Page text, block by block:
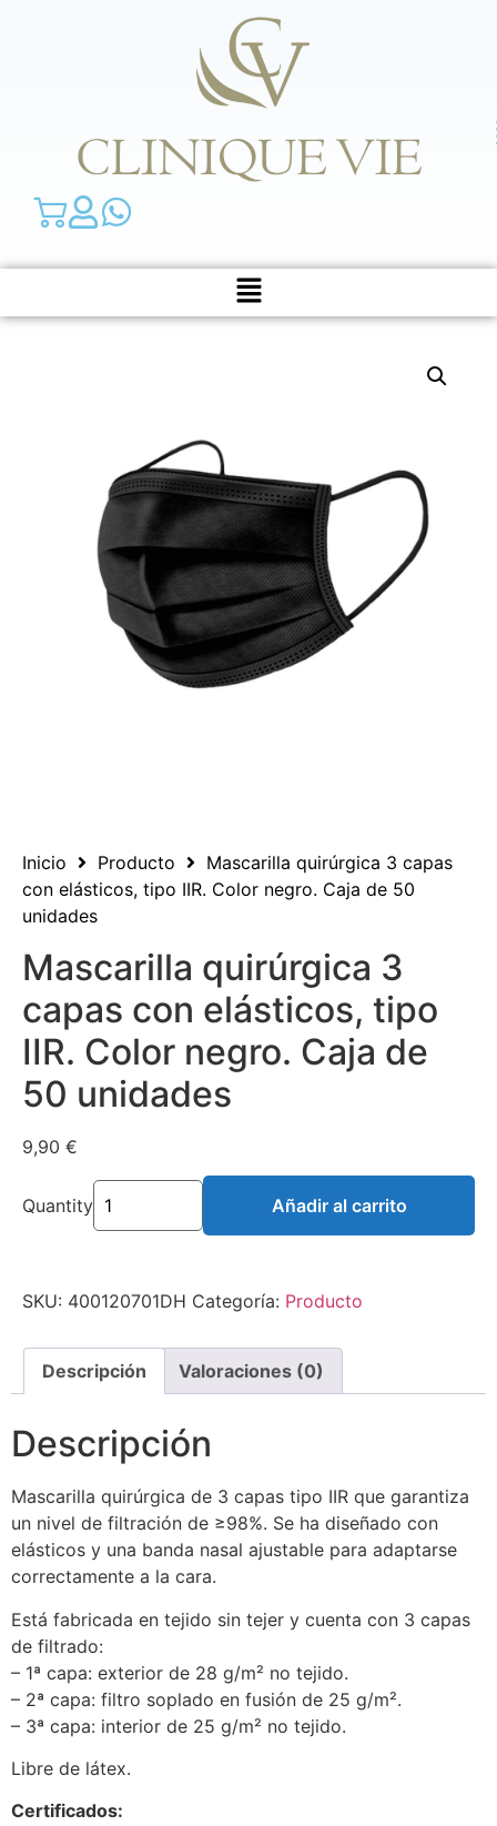
Inicio Producto
Mascarilla quirúrgica 3 capas
con elásticos, tipo IIR. Color negro. Caja de 50
unidades
Mascarilla quirúrgica 3
capas con elásticos, tipo
IIR. Color negro. Caja de
50 unidades
9,90 €
Quantity Añadir al carrito
SKU: 400120701DH Categoría: Producto
Descripción Valoraciones (0)
Descripción
Mascarilla quirúrgica de 3 capas tipo IIR que garantiza
un nivel de filtración de ≥98%. Se ha diseñado con
elásticos y una banda nasal ajustable para adaptarse
correctamente a la cara.
Está fabricada en tejido sin tejer y cuenta con 3 capas
de filtrado:
– 1ª capa: exterior de 28 g/m² no tejido.
– 2ª capa: filtro soplado en fusión de 25 g/m².
– 3ª capa: interior de 25 g/m² no tejido.
Libre de látex.
Certificados: